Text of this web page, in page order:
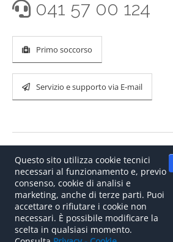
041 57 00 124
Primo soccorso
Servizio e supporto via E-mail
©2026.Il tuo partner italiano per le
soluzioni
Questo sito utilizza cookie tecnici
necessari al funzionamento e, previo
consenso, cookie di analisi e
marketing, anche di terze parti. Puoi
accettare o rifiutare i cookie non
necessari. È possibile modificare la
scelta in qualsiasi momento.